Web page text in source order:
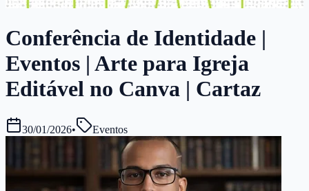
Conferência de Identidade |
Eventos | Arte para Igreja
Editável no Canva | Cartaz
30/01/2026• Eventos